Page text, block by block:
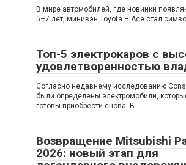
В мире автомобилей, где новинки
5–7 лет, минивэн Toyota HiAce стал
Топ-5 электрокаров с
удовлетворенностью
Согласно недавнему исследованию
были определены электромобили,
готовы приобрести снова. В
Возвращение Mitsubishi
2026: новый этап для